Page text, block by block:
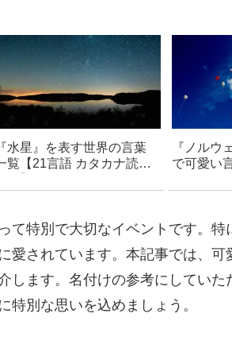
『水星』を表す世界の言葉
覧【21言語 カタカナ読み
言葉 – フランス語・イタリ
ど
『ノルウ
で可愛い
キャラ名
て特別で大切なイベントです。
愛されています。本記事では、
します。名付けの参考にしてい
特別な思いを込めましょう。